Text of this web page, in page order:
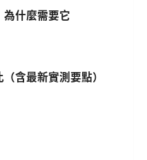
什麼需要它
含最新實測要點）